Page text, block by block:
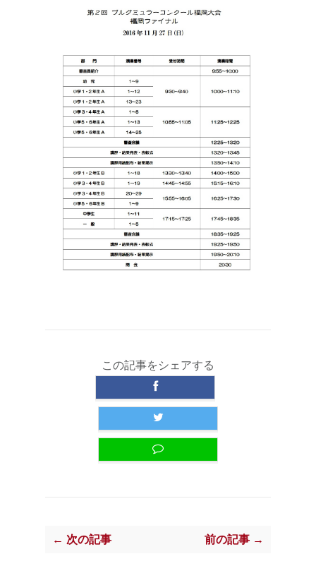
この記事をシェアする
← 次の記事 前の記事 →